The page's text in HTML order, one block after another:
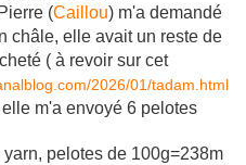
(Caillou) m'a demandé
châle, elle avait un reste de
( à revoir sur cet
2026/01/tadam.html
m'a envoyé 6 pelotes
pelotes de 100g=238m